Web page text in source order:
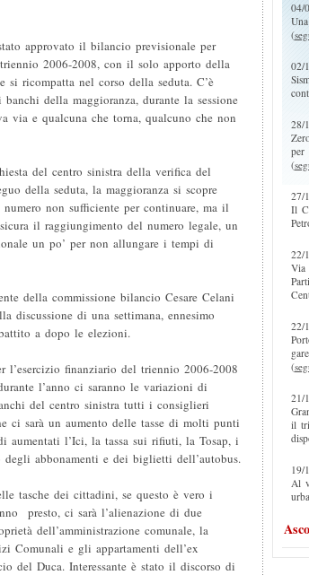
approvato il bilancio previsionale per
2006-2008, con il solo apporto della
si ricompatta nel corso della seduta. C’è
della maggioranza, durante la sessione
via e qualcuna che torna, qualcuno che non
del centro sinistra della verifica del
della seduta, la maggioranza si scopre
non sufficiente per continuare, ma il
il raggiungimento del numero legale, un
un po’ per non allungare i tempi di
della commissione bilancio Cesare Celani
discussione di una settimana, ennesimo
a dopo le elezioni.
l’esercizio finanziario del triennio 2006-2008
l’anno ci saranno le variazioni di
del centro sinistra tutti i consiglieri
ci sarà un aumento delle tasse di molti punti
aumentati l’Ici, la tassa sui rifiuti, la Tosap, i
abbonamenti e dei biglietti dell’autobus.
tasche dei cittadini, se questo è vero i
presto, ci sarà l’alienazione di due
dell’amministrazione comunale, la
Comunali e gli appartamenti dell’ex
del Duca. Interessante è stato il discorso di
04/
(
02/
28/
per
(
27/
Il
22/
Via
22/
(
21/
il
19/
Al